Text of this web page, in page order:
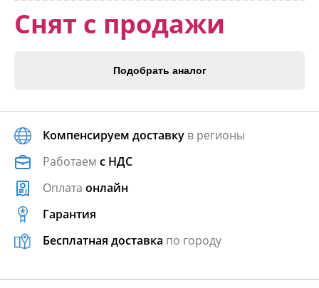
Снят с продажи
Подобрать аналог
Компенсируем доставку в регионы
Работаем с НДС
Оплата онлайн
Гарантия
Бесплатная доставка по городу